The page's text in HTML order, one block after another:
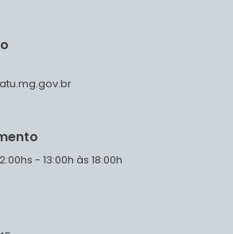
- 13:00h às 18:00h